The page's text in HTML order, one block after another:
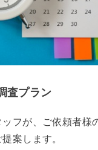
査プラン
フが、ご依頼者様
案します。